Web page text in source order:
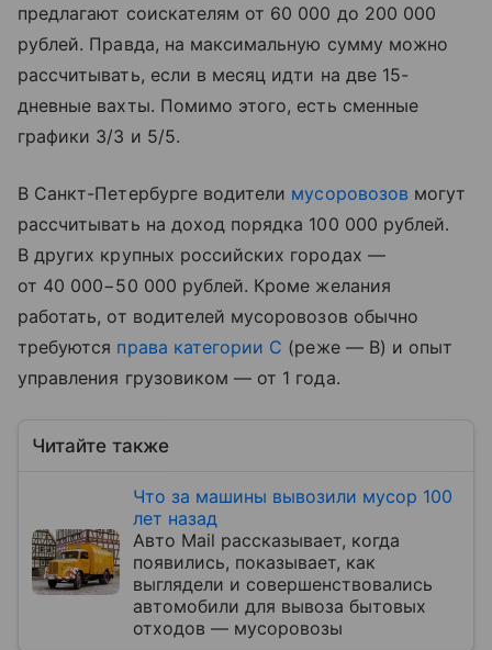
предлагают соискателям от 60 000 до 200 000
рублей. Правда, на максимальную сумму можно
рассчитывать, если в месяц идти на две 15-
дневные вахты. Помимо этого, есть сменные
графики 3/3 и 5/5.
В Санкт-Петербурге водители мусоровозов могут
рассчитывать на доход порядка 100 000 рублей.
В других крупных российских городах —
от 40 000−50 000 рублей. Кроме желания
работать, от водителей мусоровозов обычно
требуются права категории C (реже — B) и опыт
управления грузовиком — от 1 года.
Читайте также
Что за машины вывозили мусор 100
лет назад
Авто Mail рассказывает, когда
появились, показывает, как
выглядели и совершенствовались
автомобили для вывоза бытовых
отходов — мусоровозы